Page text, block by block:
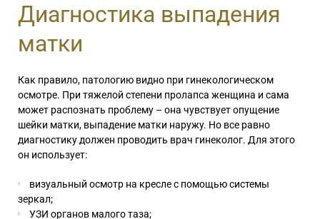
Диагностика выпадения
матки
Как правило, патологию видно при гинекологическом
осмотре. При тяжелой степени пролапса женщина и сама
может распознать проблему – она чувствует опущение
шейки матки, выпадение матки наружу. Но все равно
диагностику должен проводить врач гинеколог. Для этого
он использует:
визуальный осмотр на кресле с помощью системы
зеркал;
УЗИ органов малого таза;